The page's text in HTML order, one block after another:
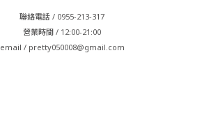
聯絡電話 / 0955-213-317
營業時間 / 12:00-21:00
email / pretty050008@gmail.com